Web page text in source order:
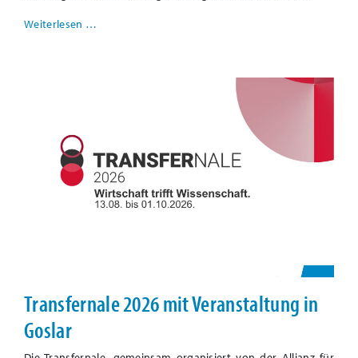
Weiterlesen …
Transfernale 2026 mit Veranstaltung in
Goslar